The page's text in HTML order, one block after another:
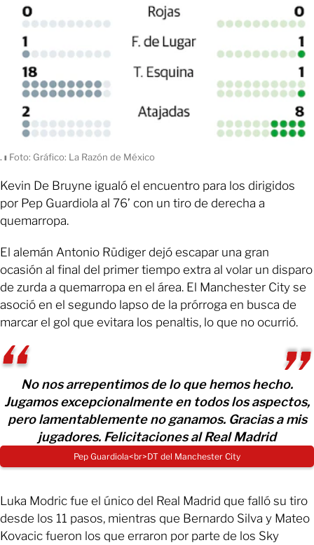
. ı Foto: Gráfico: La Razón de México
Kevin De Bruyne igualó el encuentro para los dirigidos
por Pep Guardiola al 76’ con un tiro de derecha a
quemarropa.
El alemán Antonio Rüdiger dejó escapar una gran
ocasión al final del primer tiempo extra al volar un disparo
de zurda a quemarropa en el área. El Manchester City se
asoció en el segundo lapso de la prórroga en busca de
marcar el gol que evitara los penaltis, lo que no ocurrió.
No nos arrepentimos de lo que hemos hecho.
Jugamos excepcionalmente en todos los aspectos,
pero lamentablemente no ganamos. Gracias a mis
jugadores. Felicitaciones al Real Madrid
Pep Guardiola<br>DT del Manchester City
Luka Modric fue el único del Real Madrid que falló su tiro
desde los 11 pasos, mientras que Bernardo Silva y Mateo
Kovacic fueron los que erraron por parte de los Sky